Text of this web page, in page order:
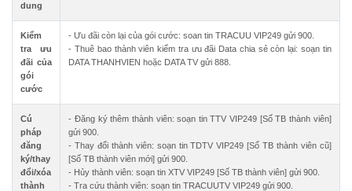
dung
Kiểm
tra ưu
đãi của
gói
cước
- Ưu đãi còn lại của gói cước: soan tin TRACUU VIP249 gửi 900.
- Thuê bao thành viên kiểm tra ưu đãi Data chia sẻ còn lại: soạn tin
DATA THANHVIEN hoặc DATA TV gửi 888.
Cú
pháp
đăng
ký/thay
đổi/xóa
thành
- Đăng ký thêm thành viên: soạn tin TTV VIP249 [Số TB thành viên]
gửi 900.
- Thay đổi thành viên: soạn tin TDTV VIP249 [Số TB thành viên cũ]
[Số TB thành viên mới] gửi 900.
- Hủy thành viên: soạn tin XTV VIP249 [Số TB thành viên] gửi 900.
- Tra cứu thành viên: soạn tin TRACUUTV VIP249 gửi 900.